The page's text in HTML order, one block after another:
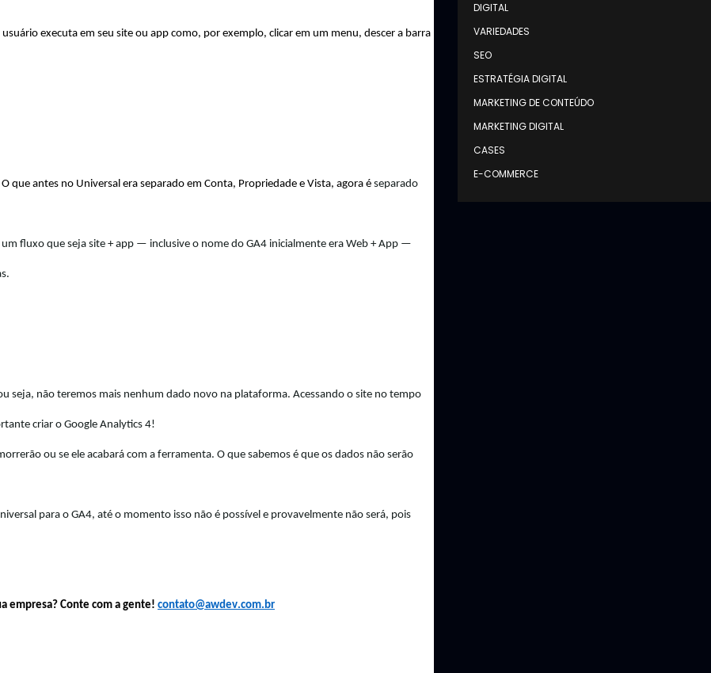
executa em seu site ou app como, por exemplo, clicar em um menu, descer a barra
antes no Universal era separado em Conta, Propriedade e Vista, agora é separado
fluxo que seja site + app — inclusive o nome do GA4 inicialmente era Web + App —
seja, não teremos mais nenhum dado novo na plataforma. Acessando o site no tempo
criar o Google Analytics 4!
para o GA4, até o momento isso não é possível e provavelmente não será, pois
empresa? Conte com a gente! contato@awdev.com.br
DIGITAL
VARIEDADES
SEO
ESTRATÉGIA DIGITAL
MARKETING DE CONTEÚDO
MARKETING DIGITAL
CASES
E-COMMERCE